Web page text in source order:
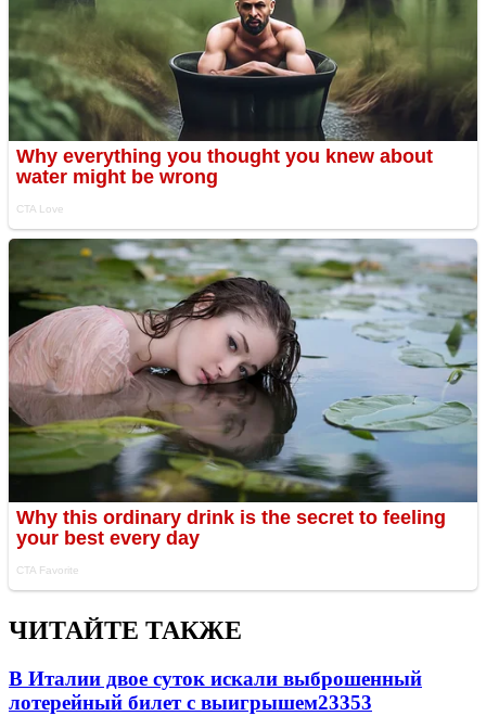
ЧИТАЙТЕ ТАКЖЕ
В Италии двое суток искали выброшенный
лотерейный билет с выигрышем23353